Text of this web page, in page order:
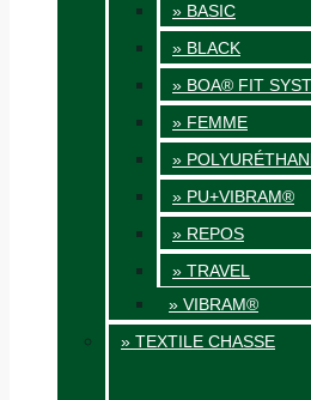
» BASIC
» BLACK
» BOA® FIT
» FEMME
»
» PU+VIBRAM®
» REPOS
» TRAVEL
» VIBRAM®
» TEXTILE CHASSE